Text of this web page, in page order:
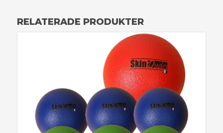
RELATERADE PRODUKTER